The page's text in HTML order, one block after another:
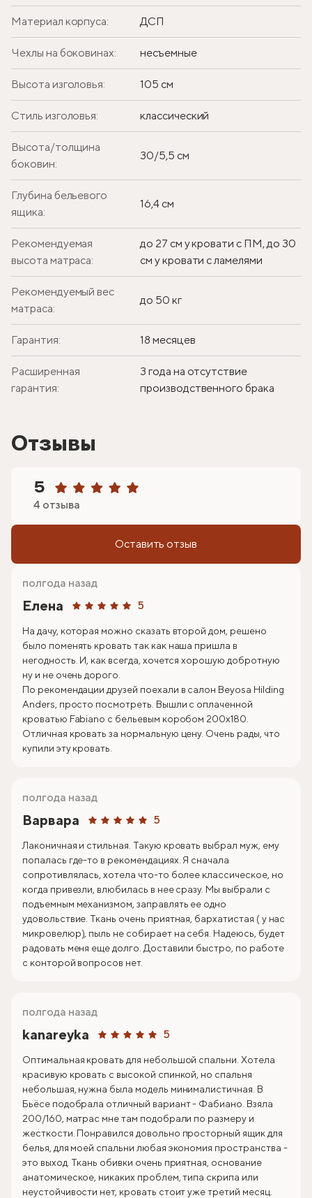
Материал корпуса: ДСП
Чехлы на боковинах: несъемные
Высота изголовья: 105 см
Стиль изголовья: классический
Высота/толщина
боковин:
30/5,5 см
Глубина бельевого
ящика:
16,4 см
Рекомендуемая
высота матраса:
до 27 см у кровати с ПМ, до 30
см у кровати с ламелями
Рекомендуемый вес
матраса:
до 50 кг
Гарантия: 18 месяцев
Расширенная
гарантия:
3 года на отсутствие
производственного брака
Отзывы
5
4 отзыва
Оставить отзыв
Елена 5
полгода назад
На дачу, которая можно сказать второй дом, решено
было поменять кровать так как наша пришла в
негодность. И, как всегда, хочется хорошую добротную
ну и не очень дорого.
По рекомендации друзей поехали в салон Beyosa Hilding
Anders, просто посмотреть. Вышли с оплаченной
кроватью Fabiano с бельевым коробом 200х180.
Отличная кровать за нормальную цену. Очень рады, что
купили эту кровать.
Варвара 5
полгода назад
Лаконичная и стильная. Такую кровать выбрал муж, ему
попалась где-то в рекомендациях. Я сначала
сопротивлялась, хотела что-то более классическое, но
когда привезли, влюбилась в нее сразу. Мы выбрали с
подъемным механизмом, заправлять ее одно
удовольствие. Ткань очень приятная, бархатистая ( у нас
микровелюр), пыль не собирает на себя. Надеюсь, будет
радовать меня еще долго. Доставили быстро, по работе
с конторой вопросов нет.
kanareyka 5
полгода назад
Оптимальная кровать для небольшой спальни. Хотела
красивую кровать с высокой спинкой, но спальня
небольшая, нужна была модель минималистичная. В
Бьёсе подобрала отличный вариант - Фабиано. Взяла
200/160, матрас мне там подобрали по размеру и
жесткости. Понравился довольно просторный ящик для
белья, для моей спальни любая экономия пространства -
это выход. Ткань обивки очень приятная, основание
анатомическое, никаких проблем, типа скрипа или
неустойчивости нет, кровать стоит уже третий месяц.